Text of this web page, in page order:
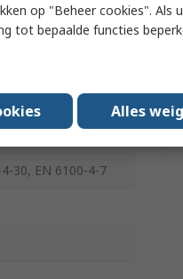
30, EN 6100-4-7
op "Beheer cookies". Als
tot bepaalde functies
Alles